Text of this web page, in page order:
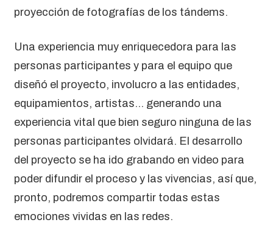
proyección de fotografías de los tándems.
Una experiencia muy enriquecedora para las
personas participantes y para el equipo que
diseñó el proyecto, involucro a las entidades,
equipamientos, artistas… generando una
experiencia vital que bien seguro ninguna de las
personas participantes olvidará. El desarrollo
del proyecto se ha ido grabando en video para
poder difundir el proceso y las vivencias, así que,
pronto, podremos compartir todas estas
emociones vividas en las redes.